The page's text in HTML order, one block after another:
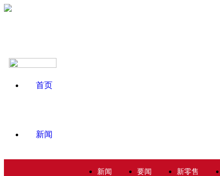
首页
新闻
新闻 要闻 新零售